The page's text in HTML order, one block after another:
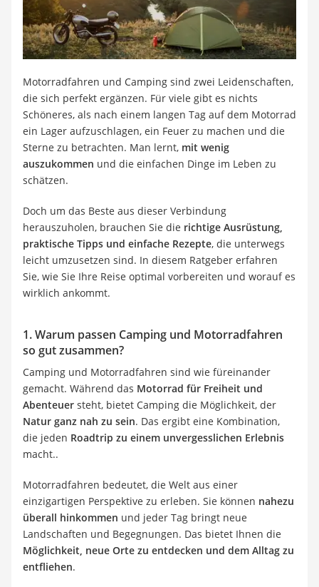
Alkoholtester
Felgenbaum
Diesel-Additiv
Wagenheber
Motorradfahren und Camping sind zwei Leidenschaften,
die sich perfekt ergänzen. Für viele gibt es nichts
Schöneres, als nach einem langen Tag auf dem Motorrad
ein Lager aufzuschlagen, ein Feuer zu machen und die
Sterne zu betrachten. Man lernt, mit wenig
auszukommen und die einfachen Dinge im Leben zu
schätzen.
Doch um das Beste aus dieser Verbindung
herauszuholen, brauchen Sie die richtige Ausrüstung,
praktische Tipps und einfache Rezepte, die unterwegs
leicht umzusetzen sind. In diesem Ratgeber erfahren
Sie, wie Sie Ihre Reise optimal vorbereiten und worauf es
wirklich ankommt.
1. Warum passen Camping und Motorradfahren
so gut zusammen?
Camping und Motorradfahren sind wie füreinander
gemacht. Während das Motorrad für Freiheit und
Abenteuer steht, bietet Camping die Möglichkeit, der
Natur ganz nah zu sein. Das ergibt eine Kombination,
die jeden Roadtrip zu einem unvergesslichen Erlebnis
macht..
Motorradfahren bedeutet, die Welt aus einer
einzigartigen Perspektive zu erleben. Sie können nahezu
überall hinkommen und jeder Tag bringt neue
Landschaften und Begegnungen. Das bietet Ihnen die
Möglichkeit, neue Orte zu entdecken und dem Alltag zu
entfliehen.